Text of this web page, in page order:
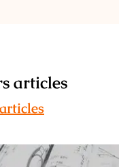
articles